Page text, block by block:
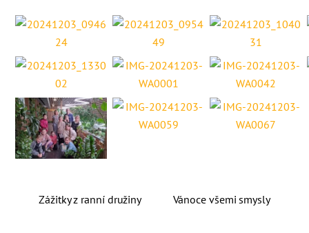
Zážitky z ranní družiny Vánoce všemi smysly